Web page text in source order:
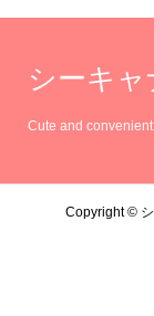
シーキャ
Cute and
Copyright ©